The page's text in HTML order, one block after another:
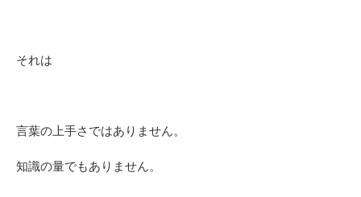
それは
言葉の上手さではありません。
知識の量でもありません。